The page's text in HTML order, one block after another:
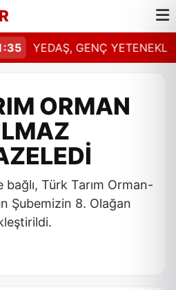
YEDAŞ, GENÇ YETENEKLERİ
ORMAN
bağlı, Türk Tarım Orman-
Şubemizin 8. Olağan